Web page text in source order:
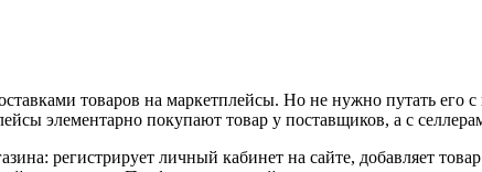
товаров на маркетплейсы. Но не нужно путать его
элементарно покупают товар у поставщиков, а с
регистрирует личный кабинет на сайте, добавляет